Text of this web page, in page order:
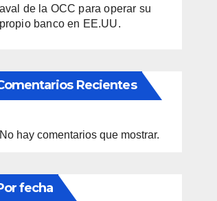
aval de la OCC para operar su
propio banco en EE.UU.
Recientes
No hay comentarios que mostrar.
fecha